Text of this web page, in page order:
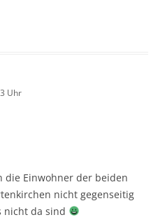
Uhr
die Einwohner der beiden
nicht gegenseitig
nicht da sind